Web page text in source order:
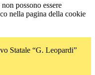
possono essere
nella pagina della cookie
Statale “G. Leopardi”